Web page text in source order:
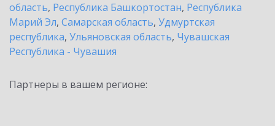
область, Республика Башкортостан, Республика
Марий Эл, Самарская область, Удмуртская
республика, Ульяновская область, Чувашская
Республика - Чувашия
Партнеры в вашем регионе: